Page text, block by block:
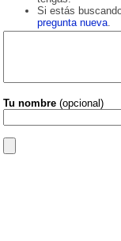
Si estás
pregunta nueva.
Tu nombre (opcional)